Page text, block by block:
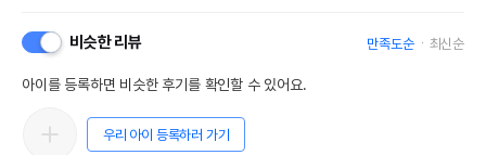
비슷한 리뷰 만족도순 최신순
아이를 등록하면 비슷한 후기를 확인할 수 있어요.
우리 아이 등록하러 가기